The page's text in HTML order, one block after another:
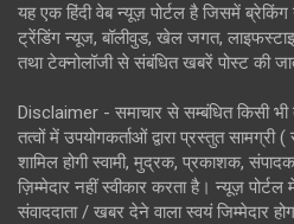
यह एक हिंदी वेब न्यूज़ पोर्टल है जिसमें
ट्रेंडिंग न्यूज, बॉलीवुड, खेल जगत,
तथा टेक्नोलॉजी से संबंधित खबरें पोस्ट की
Disclaimer - समाचार से सम्बंधित किसी
तत्वों में उपयोगकर्ताओं द्वारा प्रस्तुत सामग्री
शामिल होगी स्वामी, मुद्रक, प्रकाशक,
ज़िम्मेदार नहीं स्वीकार करता है। न्यूज़
संवाददाता / खबर देने वाला स्वयं जिम्मेदार